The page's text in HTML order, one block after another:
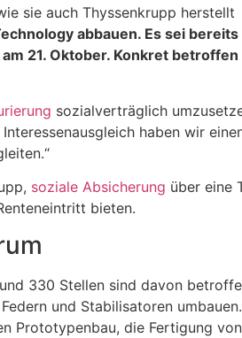
abbauen. Es sei
21. Oktober. Konkret
sozialverträglich
haben wir
soziale Absicherung über eine
bieten.
330 Stellen sind davon
und Stabilisatoren
Prototypenbau, die Fertigung